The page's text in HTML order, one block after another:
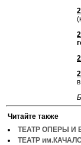
Читайте также
ТЕАТР ОПЕРЫ И
ТЕАТР